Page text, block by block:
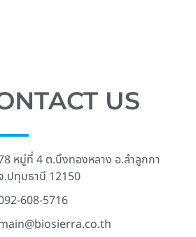
US
หมู่ที่ 4 ต.บึงทองหลาง อ.ลําลูกกา
.ปทุมธานี 12150
608-5716